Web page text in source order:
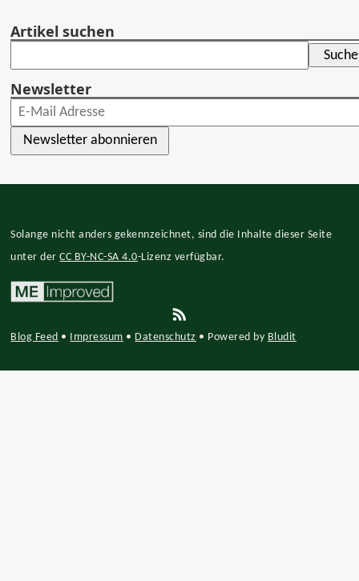
Artikel suchen
Newsletter
Newsletter abonnieren
Solange nicht anders gekennzeichnet, sind die Inhalte dieser Seite
unter derCC BY-NC-SA 4.0-Lizenz verfügbar.
Blog Feed • Impressum • Datenschutz • Powered by Bludit